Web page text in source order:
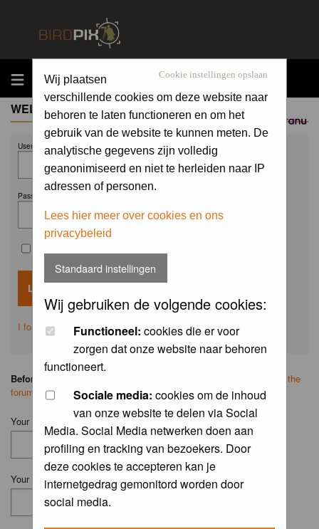
MENU
Sponsored by
Cookie instellingen opslaan
Wij plaatsen
verschillende cookies om deze website naar
behoren te laten functioneren en om het
gebruik van de website te kunnen meten. De
analytische gegevens zijn volledig
geanonimiseerd en niet te herleiden naar IP
adressen of personen.
Lees hier meer over cookies en ons
privacybeleid
Standaard instellingen
Wij gebruiken de volgende cookies:
Functioneel: cookies die er voor
zorgen dat onze website naar behoren
functioneert.
Sociale media: cookies om de inhoud
van onze website te delen via Social
Media. Social Media netwerken doen aan
profiling en tracking van bezoekers. Door
deze cookies te accepteren kan je
internetgedrag gemonitord worden door
social media.
WELCOME GUEST
Username:
Password:
I forgot my password
Before you ask your question:
search on the
forum
first.
Your Name (Fill in your username if you have one):
Your Email: